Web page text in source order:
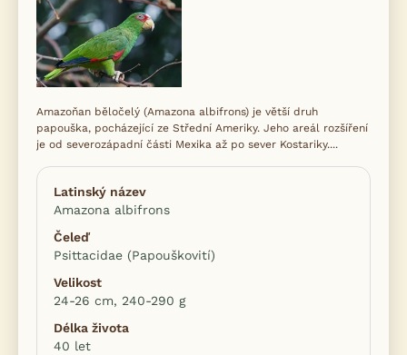
Amazoňan běločelý (Amazona albifrons) je větší druh
papouška, pocházející ze Střední Ameriky. Jeho areál rozšíření
je od severozápadní části Mexika až po sever Kostariky....
Latinský název
Amazona albifrons
Čeleď
Psittacidae (Papouškovití)
Velikost
24-26 cm, 240-290 g
Délka života
40 let